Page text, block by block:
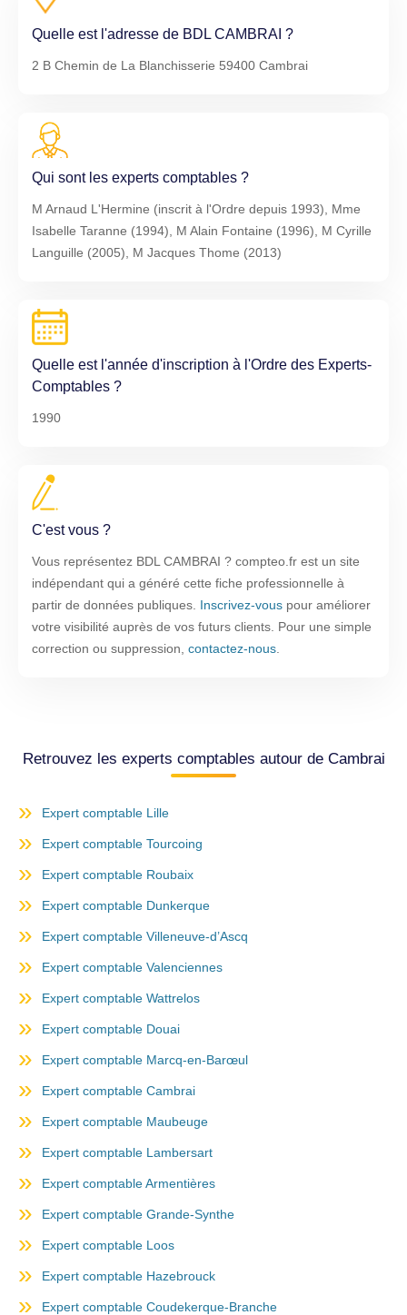
Quelle est l'adresse de BDL CAMBRAI ?
2 B Chemin de La Blanchisserie 59400 Cambrai
Qui sont les experts comptables ?
M Arnaud L'Hermine (inscrit à l'Ordre depuis 1993), Mme
Isabelle Taranne (1994), M Alain Fontaine (1996), M Cyrille
Languille (2005), M Jacques Thome (2013)
Quelle est l'année d'inscription à l'Ordre des Experts-
Comptables ?
1990
C'est vous ?
Vous représentez BDL CAMBRAI ? compteo.fr est un site
indépendant qui a généré cette fiche professionnelle à
partir de données publiques. Inscrivez-vous pour améliorer
votre visibilité auprès de vos futurs clients. Pour une simple
correction ou suppression, contactez-nous
Retrouvez les experts comptables autour de Cambrai
Expert comptable Lille
Expert comptable Tourcoing
Expert comptable Roubaix
Expert comptable Dunkerque
Expert comptable Villeneuve-d’Ascq
Expert comptable Valenciennes
Expert comptable Wattrelos
Expert comptable Douai
Expert comptable Marcq-en-Barœul
Expert comptable Cambrai
Expert comptable Maubeuge
Expert comptable Lambersart
Expert comptable Armentières
Expert comptable Grande-Synthe
Expert comptable Loos
Expert comptable Hazebrouck
Expert comptable Coudekerque-Branche